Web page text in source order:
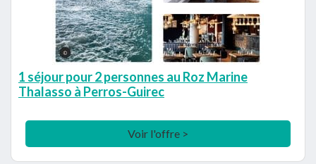
1 séjour pour 2 personnes au Roz Marine
Thalasso à Perros-Guirec
Voir l'offre >